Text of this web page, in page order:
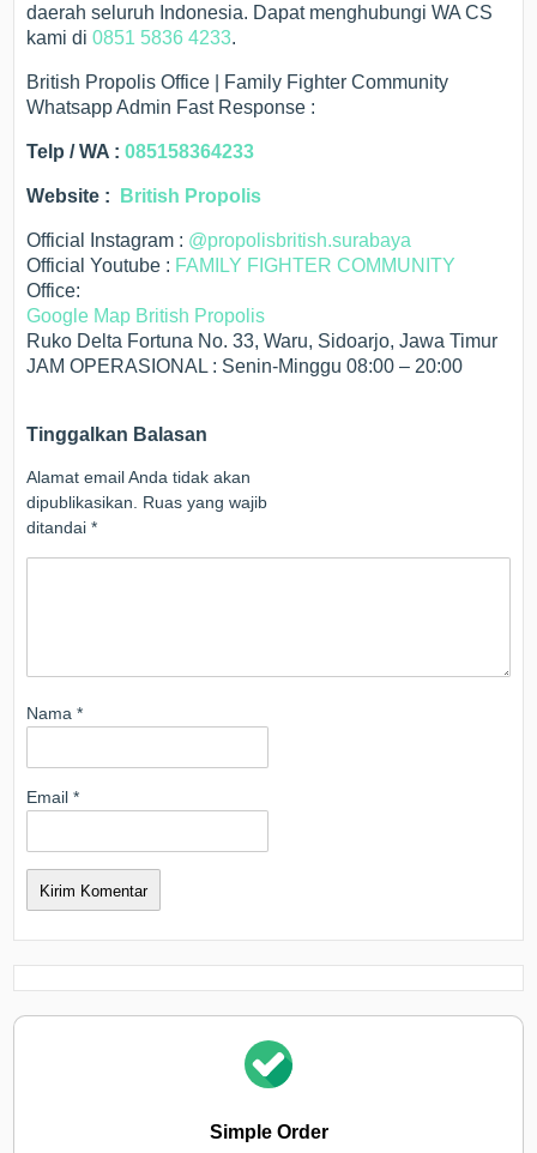
daerah seluruh Indonesia. Dapat menghubungi WA CS
kami di0851 5836 4233.
British Propolis Office | Family Fighter Community
Whatsapp Admin Fast Response :
Telp / WA :085158364233
Website : British Propolis
Official Instagram : @propolisbritish.surabaya
Official Youtube : FAMILY FIGHTER COMMUNITY
Office:
Google Map British Propolis
Ruko Delta Fortuna No. 33, Waru, Sidoarjo, Jawa Timur
JAM OPERASIONAL : Senin-Minggu 08:00 – 20:00
Tinggalkan Balasan
Alamat email Anda tidak akan
dipublikasikan.
Ruas yang wajib
ditandai*
Nama*
Email*
Simple Order